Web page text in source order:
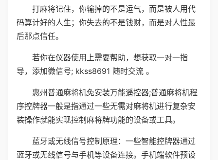
打麻将记住，你输掉的不是运气，而是被人用代
码算计好的人生；你失去的不是钱财，而是对人性最
后那点信任。
若你在仪器使用上需要帮助，想获取一对一指
导，添加微信号; kkss8691 随时交流 。
惠州普通麻将机免安装万能遥控器;普通麻将机程
序控牌器一般是指通过一些无需对麻将机进行复杂安
装操作就能实现控制麻将牌功能的设备或工具。
蓝牙或无线信号控制原理：一些智能控牌器通过
蓝牙或无线信号与手机等设备连接。手机端软件预设